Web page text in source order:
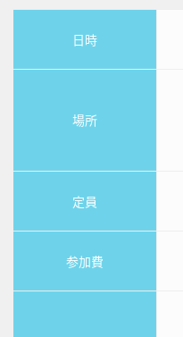
日時
場所
定員
参加費